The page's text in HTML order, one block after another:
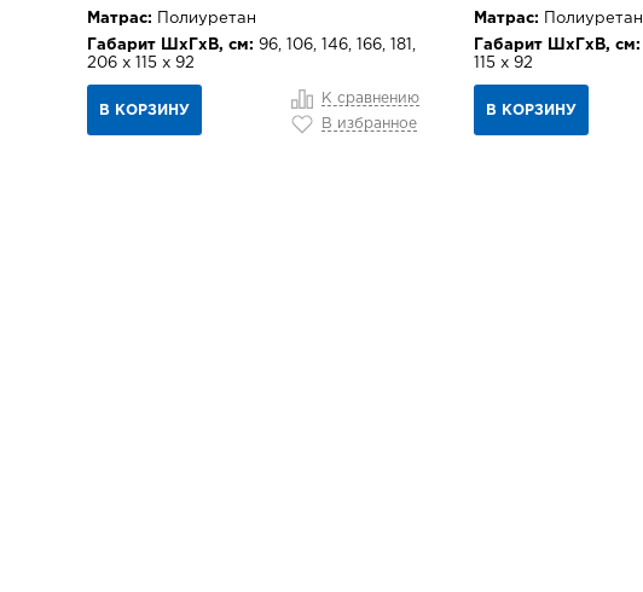
Матрас: Полиуретан
Габарит ШхГхВ, см: 96, 106, 146, 166, 181,
206 х 115 х 92
В КОРЗИНУ
К сравнению
В избранное
Матрас: Полиуретан
Габарит ШхГхВ, см:
115 х 92
В КОРЗИНУ